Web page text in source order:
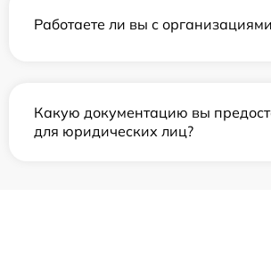
Работаете ли вы с
Какую документацию вы
для юридических лиц?